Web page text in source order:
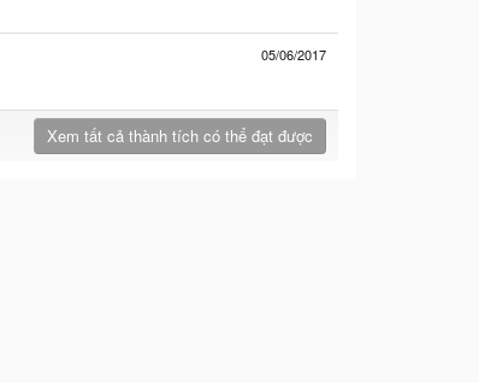
05/06/2017
Xem tất cả thành tích có thể đạt được